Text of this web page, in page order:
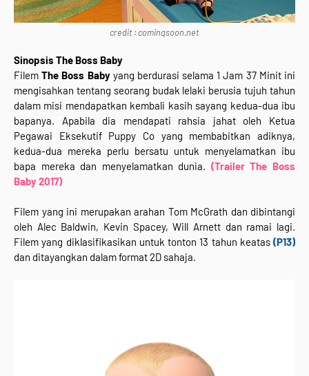
credit : comingsoon.net
Sinopsis The Boss Baby
FilemThe Boss Baby yang berdurasi selama 1 Jam 37 Minit ini
mengisahkan tentang seorang budak lelaki berusia tujuh tahun
dalam misi mendapatkan kembali kasih sayang kedua-dua ibu
bapanya. Apabila dia mendapati rahsia jahat oleh Ketua
Pegawai Eksekutif Puppy Co yang membabitkan adiknya,
kedua-dua mereka perlu bersatu untuk menyelamatkan ibu
bapa mereka dan menyelamatkan dunia. (Trailer The Boss
Baby 2017)
Filem yang ini merupakan arahan Tom McGrath dan dibintangi
oleh Alec Baldwin, Kevin Spacey, Will Arnett dan ramai lagi.
Filem yang diklasifikasikan untuk tonton 13 tahun keatas (P13)
dan ditayangkan dalam format 2D sahaja.